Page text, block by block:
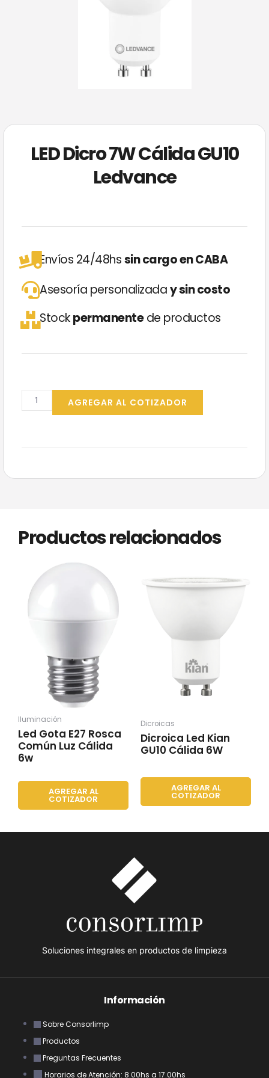
LED Dicro 7W Cálida GU10
Ledvance
Envíos 24/48hssin cargo en CABA
Asesoría personalizaday sin costo
Stockpermanentede productos
Dicro
7W
Ledvance
AGREGAR AL COTIZADOR
Productos relacionados
Iluminación
Led Gota E27 Rosca
Común Luz Cálida
6w
AGREGAR AL
COTIZADOR
Dicroicas
Dicroica Led Kian
GU10 Cálida 6W
AGREGAR AL
COTIZADOR
Soluciones integrales en productos de limpieza
Información
Sobre Consorlimp
Productos
Preguntas Frecuentes
Horarios de Atención: 8.00hs a 17.00hs